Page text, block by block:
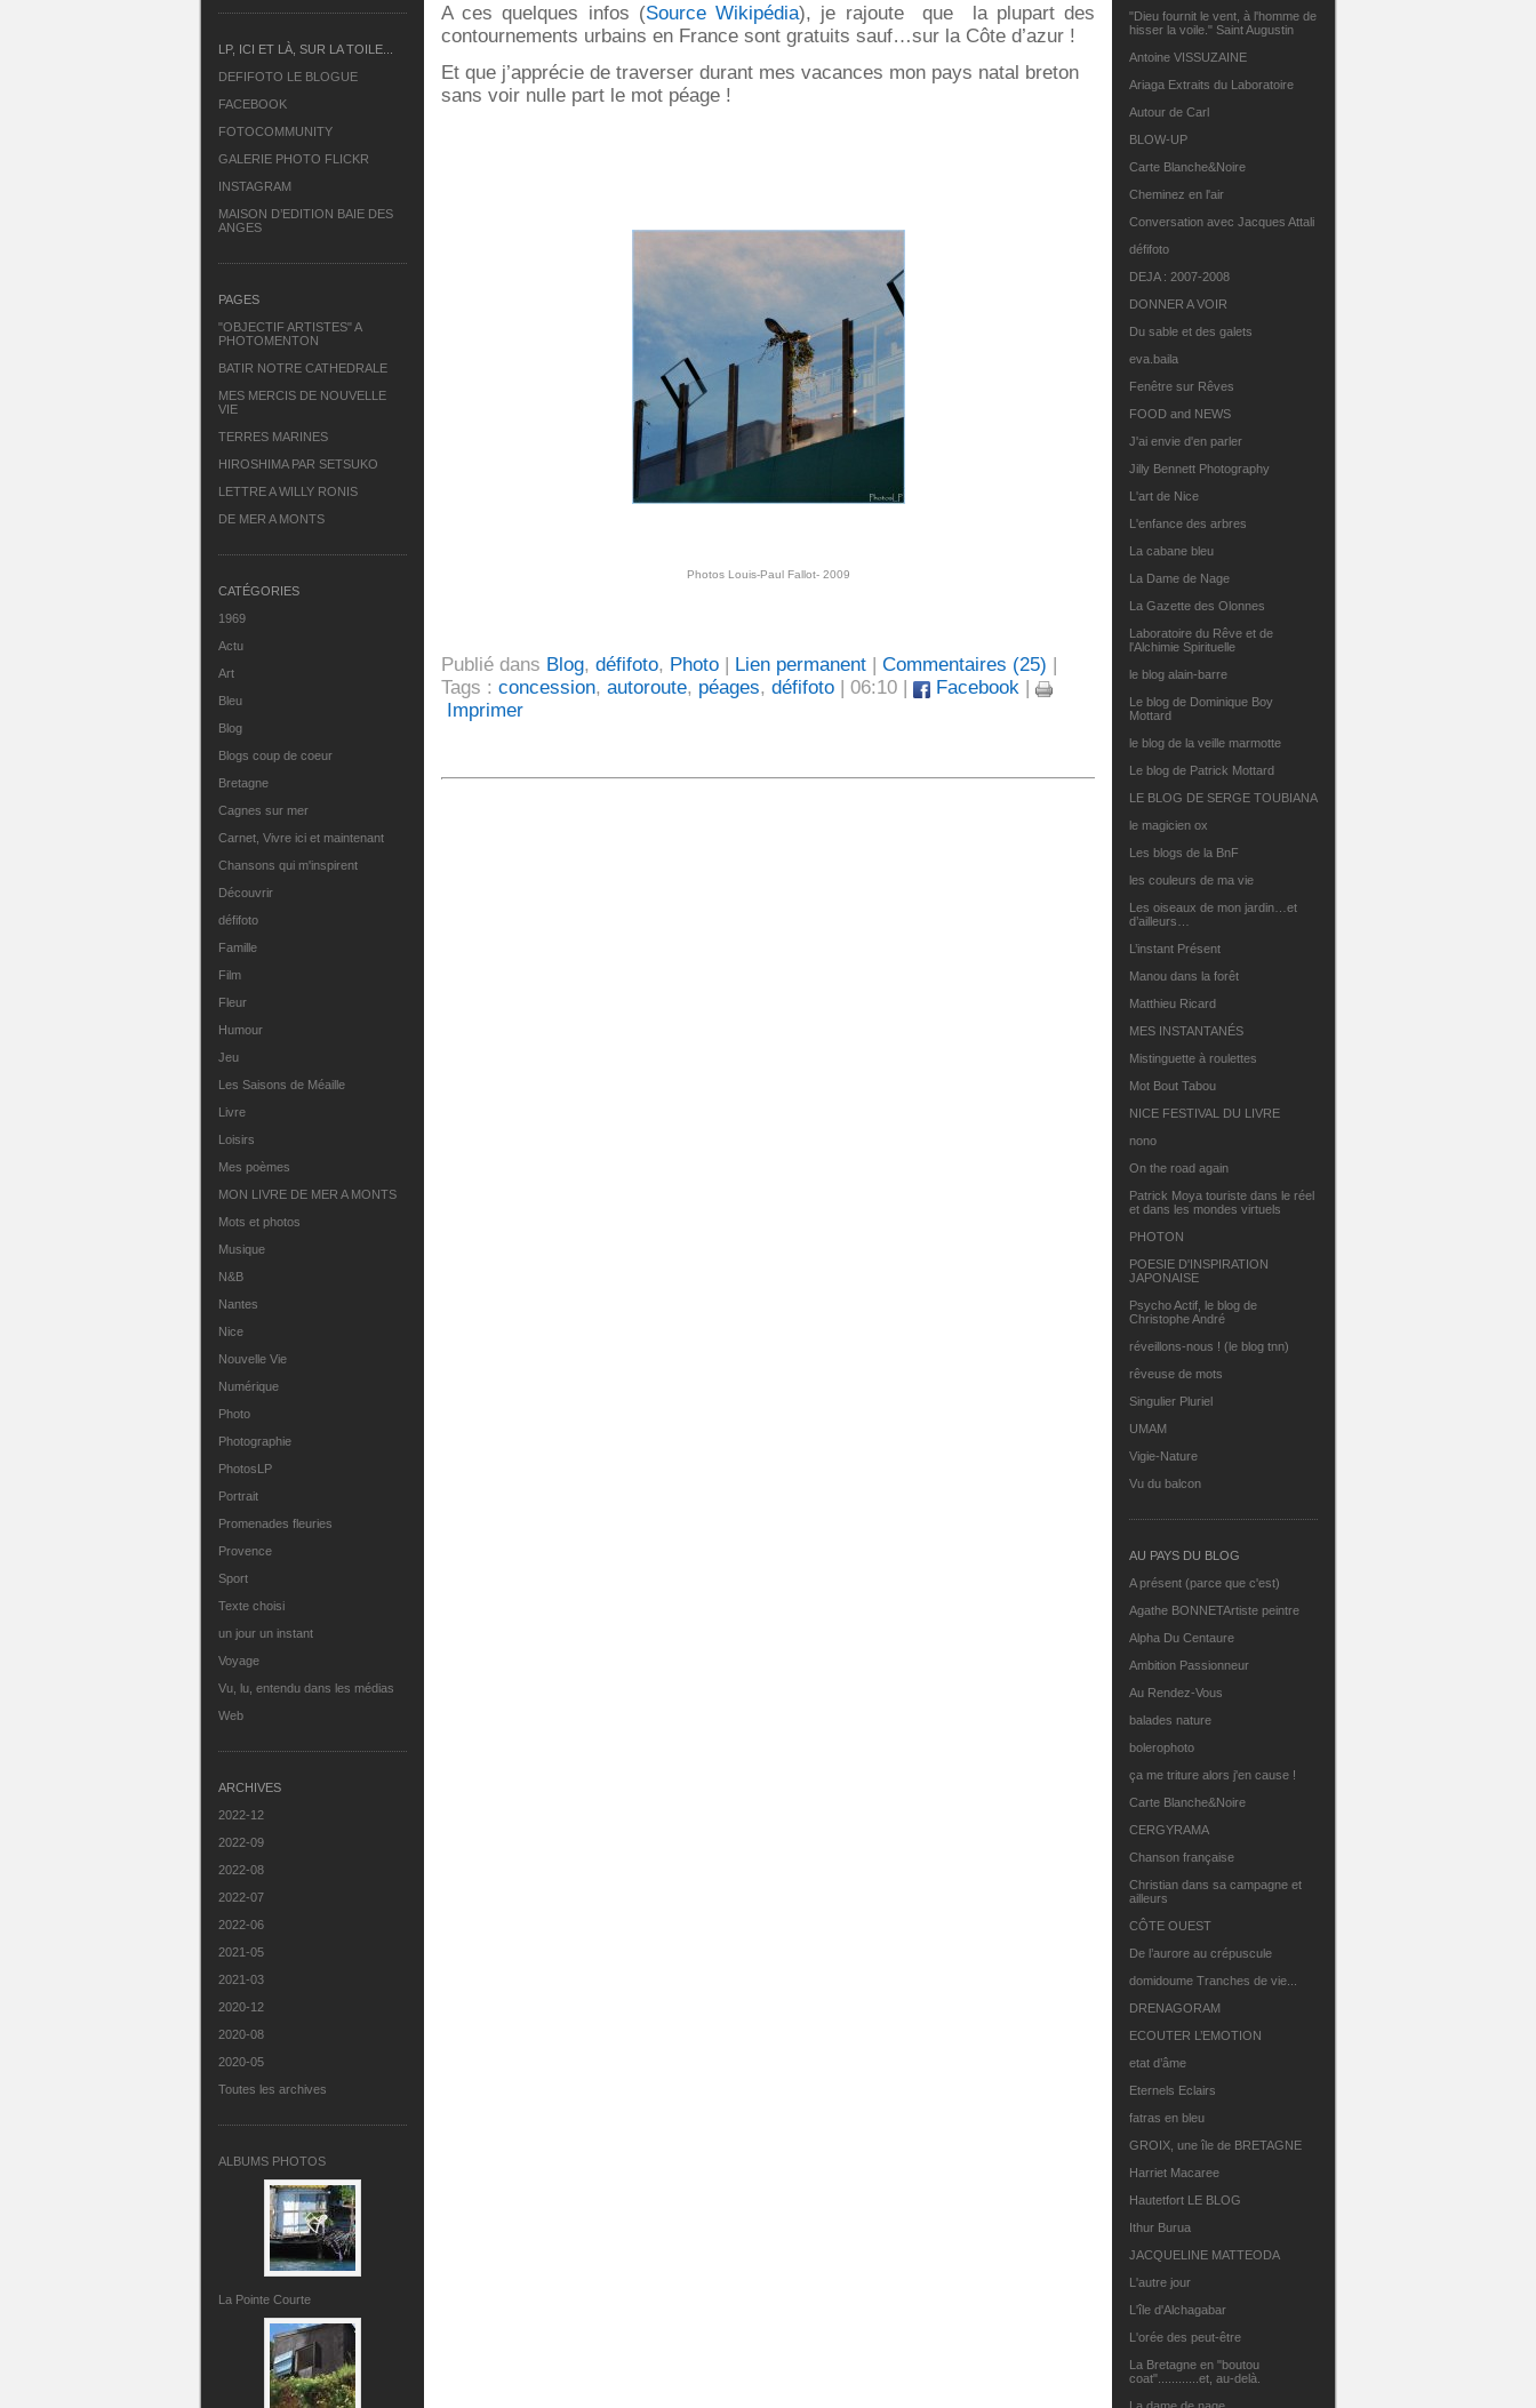
LP, ICI ET LÀ, SUR LA TOILE...
DEFIFOTO LE BLOGUE
FACEBOOK
FOTOCOMMUNITY
GALERIE PHOTO FLICKR
INSTAGRAM
MAISON D’EDITION BAIE DES
ANGES
PAGES
"OBJECTIF ARTISTES" A
PHOTOMENTON
BATIR NOTRE CATHEDRALE
MES MERCIS DE NOUVELLE
VIE
TERRES MARINES
HIROSHIMA PAR SETSUKO
LETTRE A WILLY RONIS
DE MER A MONTS
CATÉGORIES
1969
Actu
Art
Bleu
Blog
Blogs coup de coeur
Bretagne
Cagnes sur mer
Carnet, Vivre ici et maintenant
Chansons qui m'inspirent
Découvrir
défifoto
Famille
Film
Fleur
Humour
Jeu
Les Saisons de Méaille
Livre
Loisirs
Mes poèmes
MON LIVRE DE MER A MONTS
Mots et photos
Musique
N&B
Nantes
Nice
Nouvelle Vie
Numérique
Photo
Photographie
PhotosLP
Portrait
Promenades fleuries
Provence
Sport
Texte choisi
un jour un instant
Voyage
Vu, lu, entendu dans les médias
Web
ARCHIVES
2022-12
2022-09
2022-08
2022-07
2022-06
2021-05
2021-03
2020-12
2020-08
2020-05
Toutes les archives
ALBUMS PHOTOS
La Pointe Courte
"Dieu fournit le vent, à l'homme de
hisser la voile." Saint Augustin
Antoine VISSUZAINE
Ariaga Extraits du Laboratoire
Autour de Carl
BLOW-UP
Carte Blanche&Noire
Cheminez en l'air
Conversation avec Jacques Attali
défifoto
DEJA : 2007-2008
DONNER A VOIR
Du sable et des galets
eva.baila
Fenêtre sur Rêves
FOOD and NEWS
J'ai envie d'en parler
Jilly Bennett Photography
L'art de Nice
L'enfance des arbres
La cabane bleu
La Dame de Nage
La Gazette des Olonnes
Laboratoire du Rêve et de
l'Alchimie Spirituelle
le blog alain-barre
Le blog de Dominique Boy
Mottard
le blog de la veille marmotte
Le blog de Patrick Mottard
LE BLOG DE SERGE TOUBIANA
le magicien ox
Les blogs de la BnF
les couleurs de ma vie
Les oiseaux de mon jardin…et
d’ailleurs…
L’instant Présent
Manou dans la forêt
Matthieu Ricard
MES INSTANTANÉS
Mistinguette à roulettes
Mot Bout Tabou
NICE FESTIVAL DU LIVRE
nono
On the road again
Patrick Moya touriste dans le réel
et dans les mondes virtuels
PHOTON
POESIE D'INSPIRATION
JAPONAISE
Psycho Actif, le blog de
Christophe André
réveillons-nous ! (le blog tnn)
rêveuse de mots
Singulier Pluriel
UMAM
Vigie-Nature
Vu du balcon
AU PAYS DU BLOG
A présent (parce que c'est)
Agathe BONNETArtiste peintre
Alpha Du Centaure
Ambition Passionneur
Au Rendez-Vous
balades nature
bolerophoto
ça me triture alors j'en cause !
Carte Blanche&Noire
CERGYRAMA
Chanson française
Christian dans sa campagne et
ailleurs
CÔTE OUEST
De l’aurore au crépuscule
domidoume Tranches de vie...
DRENAGORAM
ECOUTER L’EMOTION
etat d’âme
Eternels Eclairs
fatras en bleu
GROIX, une île de BRETAGNE
Harriet Macaree
Hautetfort LE BLOG
Ithur Burua
JACQUELINE MATTEODA
L'autre jour
L'île d'Alchagabar
L'orée des peut-être
La Bretagne en "boutou
coat"............et, au-delà.
A ces quelques infos (Source Wikipédia), je rajoute que la plupart des
contournements urbains en France sont gratuits sauf…sur la Côte d’azur !
Et que j’apprécie de traverser durant mes vacances mon pays natal breton
sans voir nulle part le mot péage !
Photos Louis-Paul Fallot- 2009
Publié dans Blog, défifoto, Photo | Lien permanent | Commentaires (25) |
Tags : concession, autoroute, péages, défifoto | 06:10 | Facebook |
Imprimer